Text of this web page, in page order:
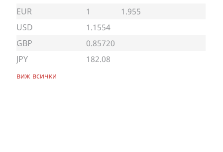
EUR 1
1.955
USD
1.1554
GBP
0.85720
JPY
182.08
виж всички